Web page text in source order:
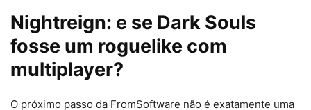
Nightreign: e se Dark Souls
fosse um roguelike com
multiplayer?
O próximo passo da FromSoftware não é exatamente uma